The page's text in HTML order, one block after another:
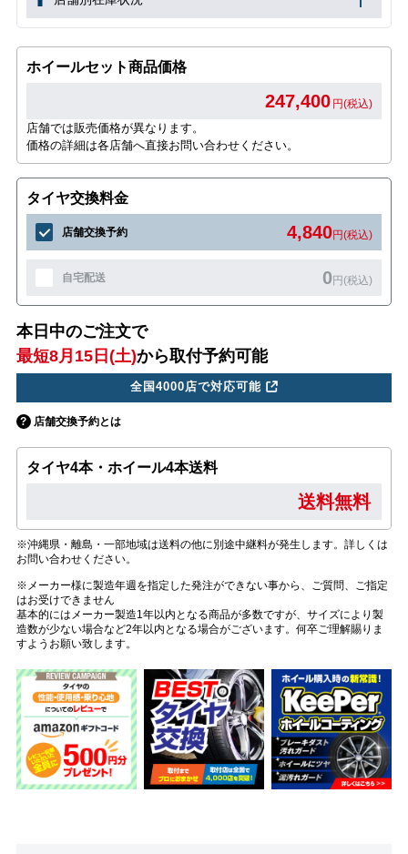
ホイールセット商品価格
247,400 円(税込)
店舗では販売価格が異なります。
価格の詳細は各店舗へ直接お問い合わせください。
タイヤ交換料金
店舗交換予約 4,840円(税込)
自宅配送 0円(税込)
本日中のご注文で
最短8月15日(土)から取付予約可能
全国4000店で対応可能
店舗交換予約とは
タイヤ4本・ホイール4本送料
送料無料
※沖縄県・離島・一部地域は送料の他に別途中継料が発生します。詳しくは
お問い合わせください。
※メーカー様に製造年週を指定した発注ができない事から、ご質問、ご指定
はお受けできません
基本的にはメーカー製造1年以内となる商品が多数ですが、サイズにより製
造数が少ない場合など2年以内となる場合がございます。何卒ご理解賜りま
すようお願い致します。